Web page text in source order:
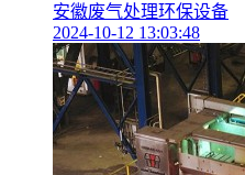
安徽废气处理环保设备
2024-10-12 13:03:48